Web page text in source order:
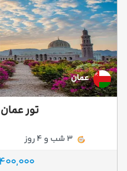
عمان
تور عمان